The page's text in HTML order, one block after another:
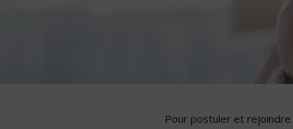
Pour postuler et rejoindre